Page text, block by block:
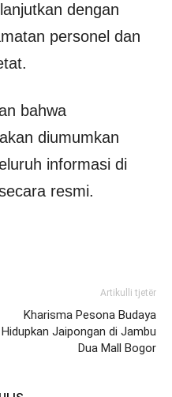
dengan
personel dan
bahwa
diumumkan
informasi di
resmi.
Artikulli tjetër
Kharisma Pesona Budaya
Hidupkan Jaipongan di Jambu
Dua Mall Bogor